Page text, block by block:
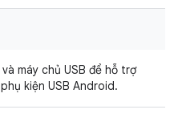
máy chủ USB để hỗ trợ
kiện USB Android.